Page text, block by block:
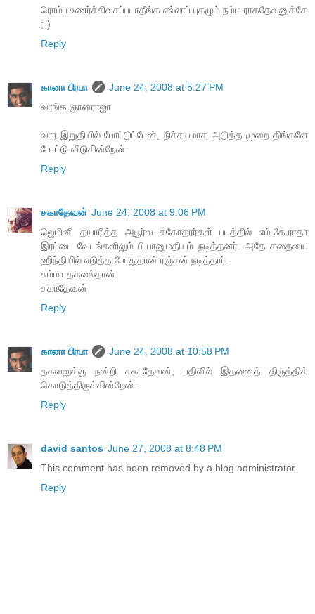
ரொம்ப உணர்ச்சிவசப்படாதீங்க எல்லாப் புகழும் நம்ம ராகதேவனுக்கே
;-)
Reply
கானா பிரபா
June 24, 2008 at 5:27 PM
வாங்க ஞானராஜா
வார இறுதியில் போட்டுட்டேன், நிச்சயமாக அடுத்த முறை திங்களே
போட்டு விடுகின்றேன்.
Reply
சகாதேவன் June 24, 2008 at 9:06 PM
ஜெமினி தயாரித்த அபூர்வ சகோதரர்கள் படத்தில் எம்.கே.ராதா
இரட்டை வேடங்களிலும் பி.பானுமதியும் நடித்தனர். அதே கதையை
ஹிந்தியில் எடுத்த போதுதான் ரஞ்சன் நடித்தார்.
சும்மா தகவல்தான்.
சகாதேவன்
Reply
கானா பிரபா
June 24, 2008 at 10:58 PM
தகவலுக்கு நன்றி சகாதேவன், பதிவில் இதனைத் திருத்திக்
கொடுத்திருக்கின்றேன்.
Reply
david santos June 27, 2008 at 8:48 PM
This comment has been removed by a blog administrator.
Reply